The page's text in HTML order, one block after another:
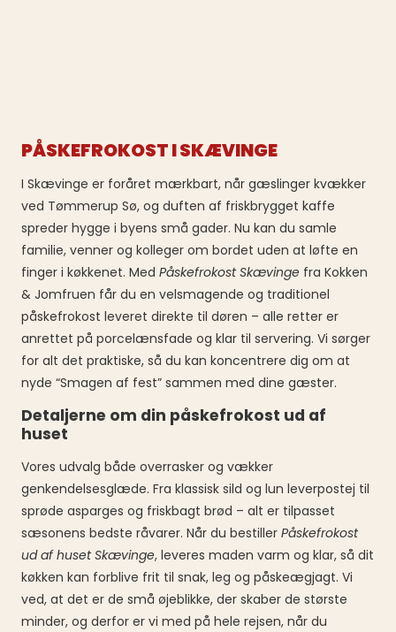
PÅSKEFROKOST I SKÆVINGE
I Skævinge er foråret mærkbart, når gæslinger kvækker
ved Tømmerup Sø, og duften af friskbrygget kaffe
spreder hygge i byens små gader. Nu kan du samle
familie, venner og kolleger om bordet uden at løfte en
finger i køkkenet. Med Påskefrokost Skævinge fra Kokken
& Jomfruen får du en velsmagende og traditionel
påskefrokost leveret direkte til døren – alle retter er
anrettet på porcelænsfade og klar til servering. Vi sørger
for alt det praktiske, så du kan koncentrere dig om at
nyde “Smagen af fest” sammen med dine gæster.
Detaljerne om din påskefrokost ud af
huset
Vores udvalg både overrasker og vækker
genkendelsesglæde. Fra klassisk sild og lun leverpostej til
sprøde asparges og friskbagt brød – alt er tilpasset
sæsonens bedste råvarer. Når du bestiller Påskefrokost
ud af huset Skævinge, leveres maden varm og klar, så dit
køkken kan forblive frit til snak, leg og påskeægjagt. Vi
ved, at det er de små øjeblikke, der skaber de største
minder, og derfor er vi med på hele rejsen, når du